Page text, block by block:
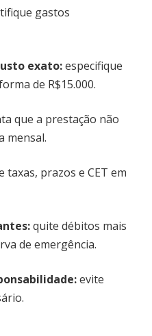
gastos
exato:especifique
de R$15.000.
que a prestação não
mensal.
taxas, prazos e CET em
quite débitos mais
de emergência.
evite